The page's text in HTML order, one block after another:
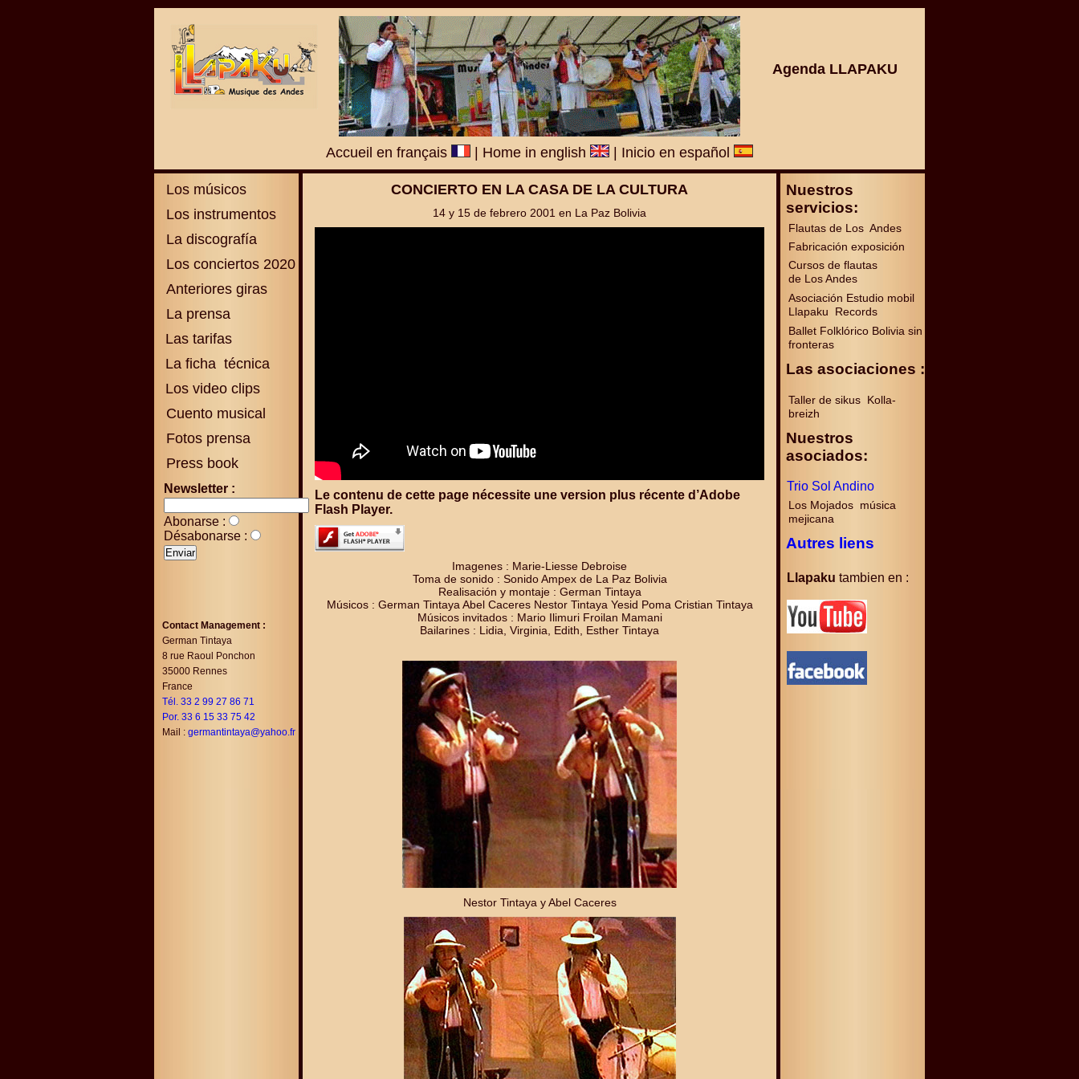
Agenda LLAPAKU
Accueil en français Home in english Inicio en español
Los músicos
Los instrumentos
La discografía
Los conciertos 2020
Anteriores giras
La prensa
Las tarifas
La ficha técnica
Los video clips
Cuento musical
Fotos prensa
Press book
Newsletter :
Abonarse :
Désabonarse :
Contact Management :
German Tintaya
8 rue Raoul Ponchon
35000 Rennes
France
Tél. 33 2 99 27 86 71
Por. 33 6 15 33 75 42
Mail : germantintaya@yahoo.fr
CONCIERTO EN LA CASA DE LA CULTURA
14 y 15 de febrero 2001 en La Paz Bolivia
Le contenu de cette page nécessite une version plus récente d’Adobe
Flash Player.
Imagenes : Marie-Liesse Debroise
Toma de sonido : Sonido Ampex de La Paz Bolivia
Realisación y montaje : German Tintaya
Músicos : German Tintaya Abel Caceres Nestor Tintaya Yesid Poma Cristian Tintaya
Músicos invitados : Mario Ilimuri Froilan Mamani
Bailarines : Lidia, Virginia, Edith, Esther Tintaya
Nestor Tintaya y Abel Caceres
Nuestros
servicios:
Flautas de Los Andes
Fabricación exposición
Cursos de flautas
de Los Andes
Asociación Estudio mobil
Llapaku Records
Ballet Folklórico Bolivia sin
fronteras
Las asociaciones :
Taller de sikus Kolla-
breizh
Nuestros
asociados:
Trio Sol Andino
Los Mojados música
mejicana
Autres liens
Llapaku tambien en :